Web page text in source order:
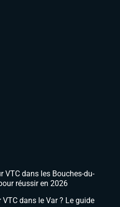
VTC dans les Bouches-du-
réussir en 2026
dans le Var ? Le guide